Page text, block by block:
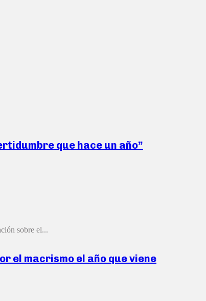
que hace un año”
sobre el...
el macrismo el año que viene